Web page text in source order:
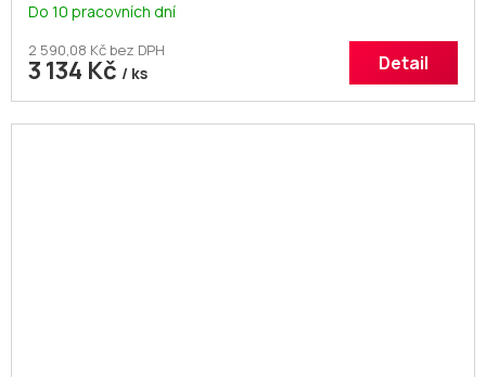
Do 10 pracovních dní
2 590,08 Kč bez DPH
3 134 Kč / ks Detail